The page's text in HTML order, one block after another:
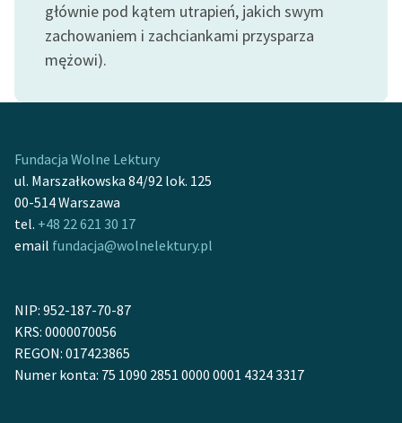
głównie pod kątem utrapień, jakich swym
zachowaniem i zachciankami przysparza
mężowi).
Fundacja Wolne Lektury
ul. Marszałkowska 84/92 lok. 125
00-514 Warszawa
tel. +48 22 621 30 17
email fundacja@wolnelektury.pl
NIP: 952-187-70-87
KRS: 0000070056
REGON: 017423865
Numer konta: 75 1090 2851 0000 0001 4324 3317